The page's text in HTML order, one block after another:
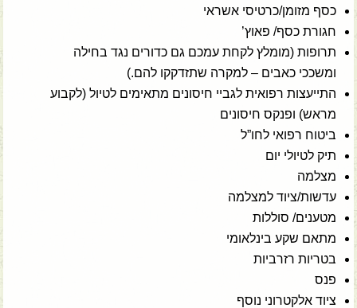
כסף מזומן/כרטיסי אשראי
חגורת כסף/ פאוץ’
תרופות (מומלץ לקחת עמכם גם כדורים נגד בחילה
ומשככי כאבים – למקרה שתזדקקו להם.)
התייעצות רפואית לגביי חיסונים מתאימים לטיול (לקבוע
מראש) ופנקס חיסונים
ביטוח רפואי לחו”ל
תיק לטיולי יום
מצלמה
עדשות/ציוד למצלמה
מטענים/ סוללות
מתאם שקע בינלאומי
בטריות רזרביות
פנס
ציוד אלקטרוני נוסף